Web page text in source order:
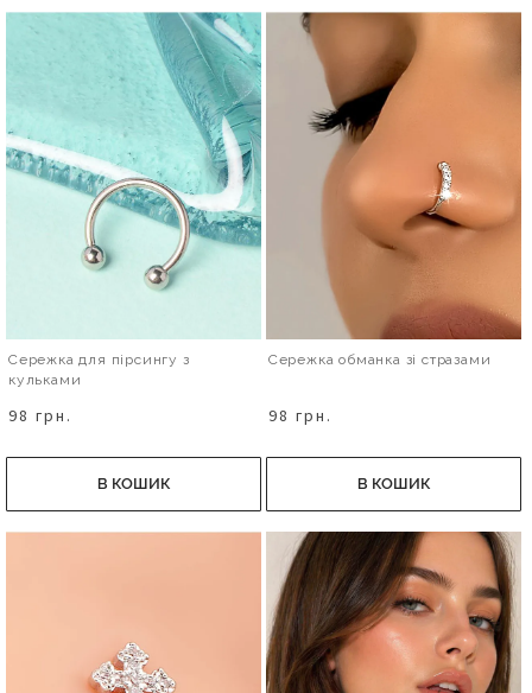
Сережка для пірсингу з
кульками
98 грн.
В КОШИК
Сережка обманка зі стразами
98 грн.
В КОШИК